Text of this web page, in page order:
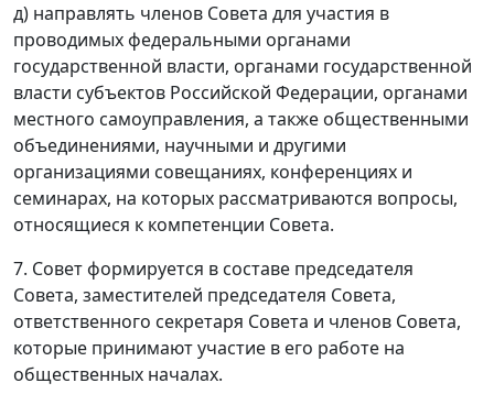
д) направлять членов Совета для участия в
проводимых федеральными органами
государственной власти, органами государственной
власти субъектов Российской Федерации, органами
местного самоуправления, а также общественными
объединениями, научными и другими
организациями совещаниях, конференциях и
семинарах, на которых рассматриваются вопросы,
относящиеся к компетенции Совета.
7. Совет формируется в составе председателя
Совета, заместителей председателя Совета,
ответственного секретаря Совета и членов Совета,
которые принимают участие в его работе на
общественных началах.